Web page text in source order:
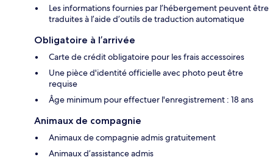
Les informations fournies par l’hébergement peuvent être
traduites à l’aide d’outils de traduction automatique
Obligatoire à l’arrivée
Carte de crédit obligatoire pour les frais accessoires
Une pièce d'identité officielle avec photo peut être
requise
Âge minimum pour effectuer l'enregistrement : 18 ans
Animaux de compagnie
Animaux de compagnie admis gratuitement
Animaux d’assistance admis